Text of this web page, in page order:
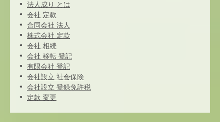
法人成り とは
会社 定款
合同会社 法人
株式会社 定款
会社 相続
会社 移転 登記
有限会社 登記
会社設立 社会保険
会社設立 登録免許税
定款 変更